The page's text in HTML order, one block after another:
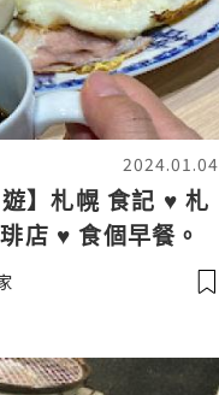
2024.01.04
遊】札幌 食記 ♥ 札
店 ♥ 食個早餐。